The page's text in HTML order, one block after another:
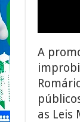
A
as Leis